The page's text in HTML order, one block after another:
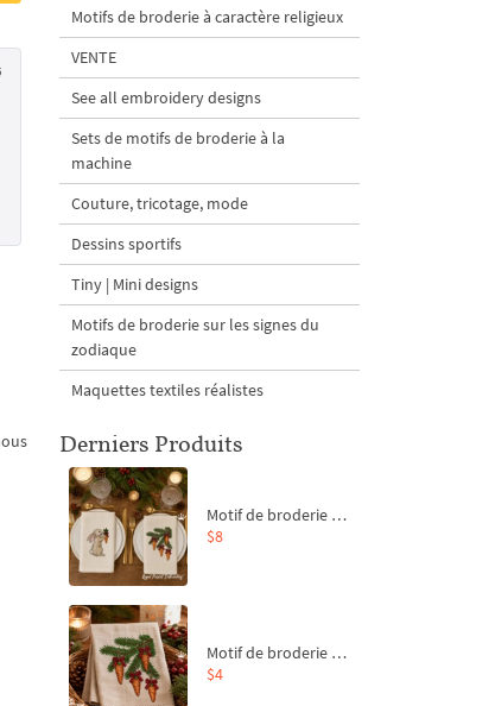
Motifs de broderie à caractère religieux
VENTE
See all embroidery designs
Sets de motifs de broderie à la
machine
Couture, tricotage, mode
Dessins sportifs
Tiny | Mini designs
Motifs de broderie sur les signes du
zodiaque
Maquettes textiles réalistes
Derniers Produits
Motif de broderie machine Branche de sapin et carottes - 4 tailles
$8
Motif de broderie machine Branche de sapin et carottes - 4 tailles
$4